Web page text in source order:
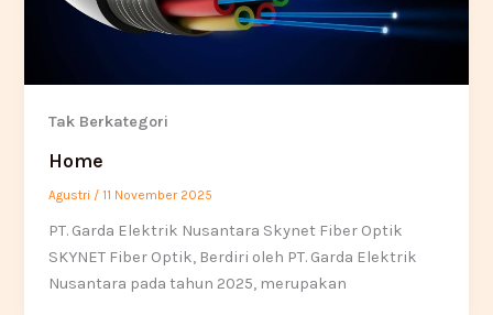
Tak Berkategori
Home
Agustri /11 November 2025
PT. Garda Elektrik Nusantara Skynet Fiber Optik
SKYNET Fiber Optik, Berdiri oleh PT. Garda Elektrik
Nusantara pada tahun 2025, merupakan